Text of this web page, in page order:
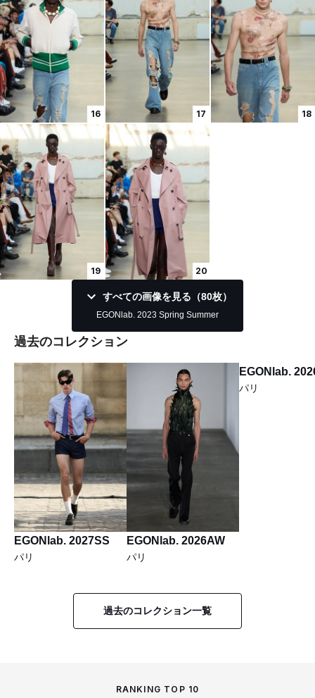
16 17 18
19 20
すべての画像を見る（80枚）
EGONlab. 2023 Spring Summer
過去のコレクション
EGONlab. 2027SS
パリ
EGONlab. 2026AW
パリ
EGONlab.
パリ
過去のコレクション一覧
RANKING TOP 10